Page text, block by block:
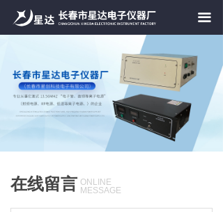
끀
首页
产品服务
案例展示
合作伙伴
产品介绍
在线留言 ONLINE
MESSAGE